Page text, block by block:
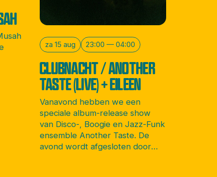
za 15 aug 23:00 — 04:00
CLUBNACHT / ANOTHER
TASTE (LIVE) + EILEEN
Vanavond hebben we een
speciale album-release show
van Disco-, Boogie en Jazz-Funk
ensemble Another Taste. De
avond wordt afgesloten door